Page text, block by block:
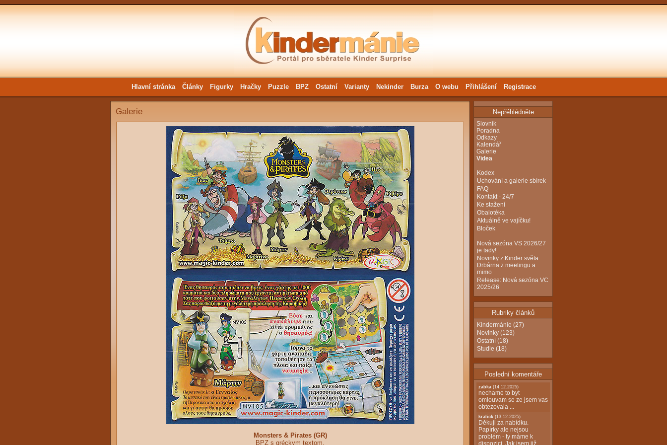
Hlavní stránka Články Figurky Hračky Puzzle BPZ Ostatní Varianty Nekinder Burza O webu Přihlášení Registrace
Galerie
Monsters & Pirates (GR)
BPZ s gréckym textom.
Nepřéhlédněte
Slovník
Poradna
Odkazy
Kalendář
Galerie
Videa
Kodex
Uchování a galerie sbírek
FAQ
Kontakt - 24/7
Ke stažení
Obalotéka
Aktuálně ve vajíčku!
Bloček
Nová sezóna VS 2026/27
je tady!
Novinky z Kinder světa:
Drbárna z meetingu a
mimo
Release: Nová sezóna VC
2025/26
Rubriky článků
Kindermánie (27)
Novinky (123)
Ostatní (18)
Studie (18)
Poslední komentáře
zabka (14.12.2025)
nechame to byt
omlouvam se ze jsem vas
obtezovala ...
kralick (13.12.2025)
Děkuji za nabídku.
Papírky ale nejsou
problém - ty máme k
dispozici. Jak jsem již